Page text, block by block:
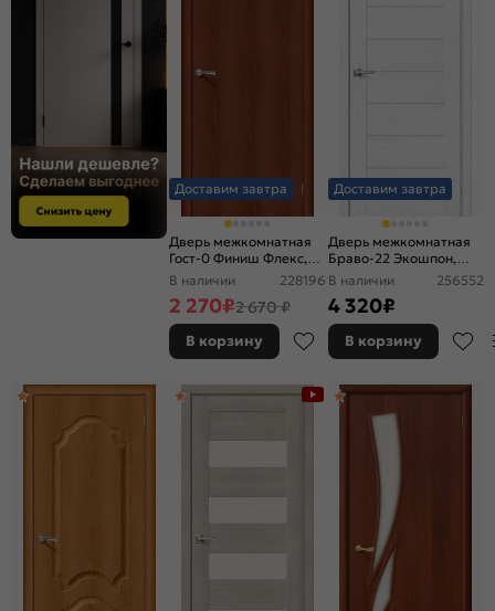
Доставим завтра
Дверь межкомнатная
Гост-0 Финиш Флекс,
Ламинированные Л-11
каркасно-щитовая
В наличии 228196
2 270₽2 670 ₽
В корзину
Доставим завтра
Дверь межкомнатная
Браво-22 Экошпон,
Snow Melinga,
царговая
В наличии 256552
4 320₽
В корзину